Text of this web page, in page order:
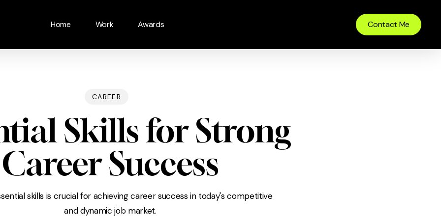
Home Work Awards Contact Me
CAREER
Skills for Strong
Career Success
skills is crucial for achieving career success in today's competitive
and dynamic job market.